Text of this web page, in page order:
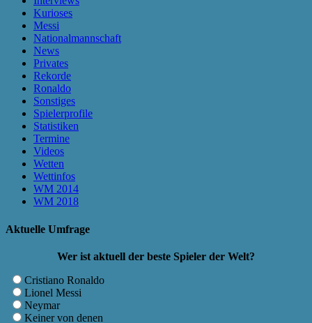
Kurioses
Messi
Nationalmannschaft
News
Privates
Rekorde
Ronaldo
Sonstiges
Spielerprofile
Statistiken
Termine
Videos
Wetten
Wettinfos
WM 2014
WM 2018
Aktuelle Umfrage
Wer ist aktuell der beste Spieler der Welt?
Cristiano Ronaldo
Lionel Messi
Neymar
Keiner von denen